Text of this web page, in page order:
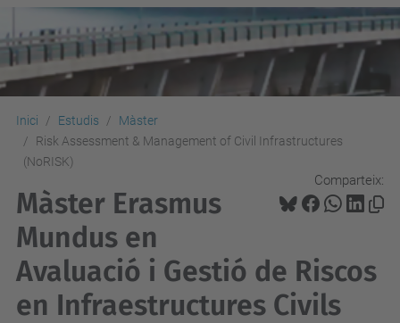
Inici Estudis
Màster
Risk Assessment & Management of Civil Infrastructures
(NoRISK)
Comparteix:
Màster Erasmus
Mundus en
Avaluació i Gestió de Riscos
en Infraestructures Civils